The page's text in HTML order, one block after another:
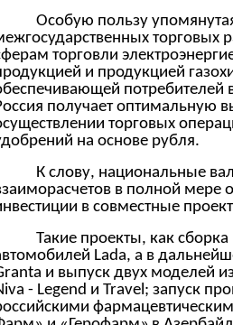
Особую пользу
торговых
торговли
и продукцией
потребителей
получает оптимальную
торговых
на основе рубля.
К слову, национальные
в полной мере
в совместные
Такие проекты, как
Lada, а в
и выпуск двух моделей
- Legend и Travel; запуск